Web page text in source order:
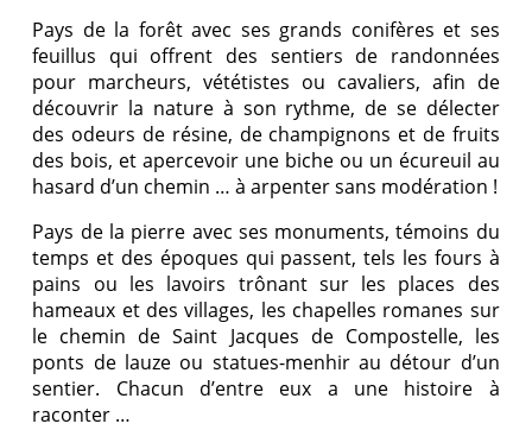
Pays de la forêt avec ses grands conifères et ses
feuillus qui offrent des sentiers de randonnées
pour marcheurs, vététistes ou cavaliers, afin de
découvrir la nature à son rythme, de se délecter
des odeurs de résine, de champignons et de fruits
des bois, et apercevoir une biche ou un écureuil au
hasard d’un chemin … à arpenter sans modération !
Pays de la pierre avec ses monuments, témoins du
temps et des époques qui passent, tels les fours à
pains ou les lavoirs trônant sur les places des
hameaux et des villages, les chapelles romanes sur
le chemin de Saint Jacques de Compostelle, les
ponts de lauze ou statues-menhir au détour d’un
sentier. Chacun d’entre eux a une histoire à
raconter …